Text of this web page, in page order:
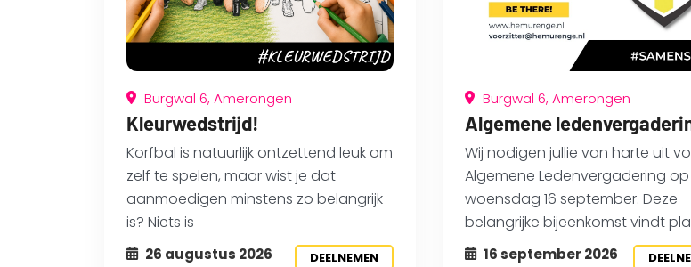
Burgwal 6, Amerongen
Kleurwedstrijd!
Korfbal is natuurlijk ontzettend leuk om
zelf te spelen, maar wist je dat
aanmoedigen minstens zo belangrijk
is? Niets is
26 augustus 2026 DEELNEMEN
Burgwal 6, Amerongen
Algemene
Wij nodigen jullie van harte uit
Algemene Ledenvergadering op
woensdag 16 september. Deze
belangrijke bijeenkomst vindt
16 september 2026